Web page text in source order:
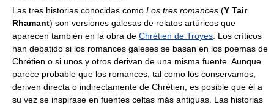
Las tres historias conocidas como Los tres romances (Y Tair
Rhamant) son versiones galesas de relatos artúricos que
aparecen también en la obra de Chrétien de Troyes . Los críticos
han debatido si los romances galeses se basan en los poemas de
Chrétien o si unos y otros derivan de una misma fuente. Aunque
parece probable que los romances, tal como los conservamos,
deriven directa o indirectamente de Chrétien, es posible que él a
su vez se inspirase en fuentes celtas más antiguas. Las historias